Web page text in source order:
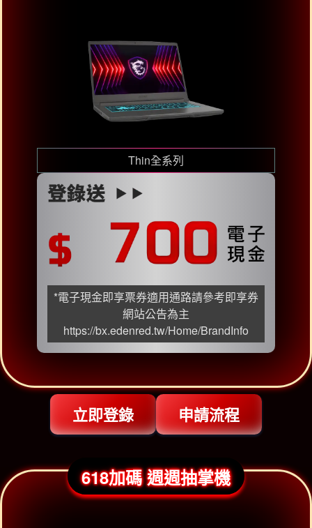
Thin全系列
*電子現金即享票券適用通路請參考即享券
網站公告為主
https://bx.edenred.tw/Home/BrandInfo
立即登錄 申請流程
618加碼 週週抽掌機